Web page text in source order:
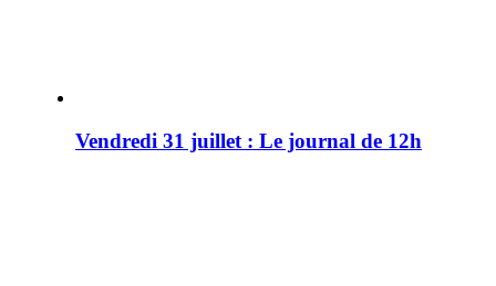
Vendredi 31 juillet : Le journal de 12h